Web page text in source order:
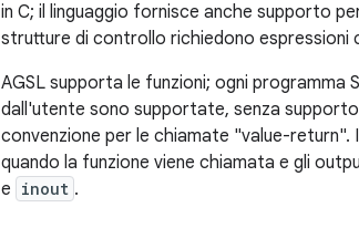
in C; il linguaggio fornisce anche supporto
strutture di controllo richiedono
AGSL supporta le funzioni; ogni programma
dall'utente sono supportate, senza
convenzione per le chiamate "value-
quando la funzione viene chiamata e gli
e inout .